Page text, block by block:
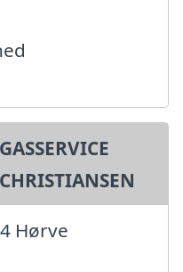
Hørve